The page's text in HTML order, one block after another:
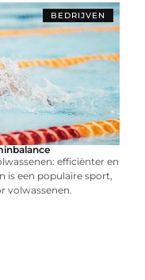
BEDRIJVEN
efficiënter en
is een populaire sport,
volwassenen.